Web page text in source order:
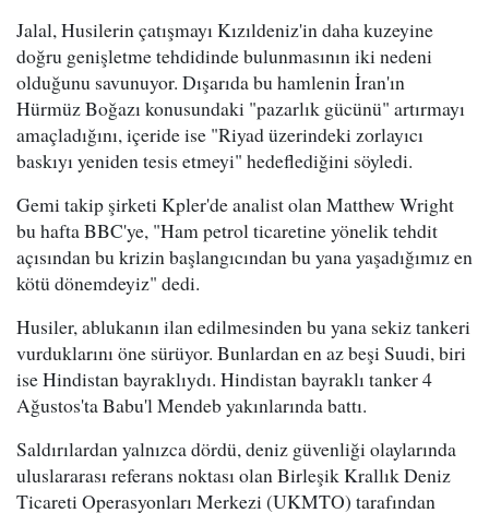
Jalal, Husilerin çatışmayı Kızıldeniz'in daha kuzeyine
doğru genişletme tehdidinde bulunmasının iki nedeni
olduğunu savunuyor. Dışarıda bu hamlenin İran'ın
Hürmüz Boğazı konusundaki "pazarlık gücünü" artırmayı
amaçladığını, içeride ise "Riyad üzerindeki zorlayıcı
baskıyı yeniden tesis etmeyi" hedeflediğini söyledi.
Gemi takip şirketi Kpler'de analist olan Matthew Wright
bu hafta BBC'ye, "Ham petrol ticaretine yönelik tehdit
açısından bu krizin başlangıcından bu yana yaşadığımız en
kötü dönemdeyiz" dedi.
Husiler, ablukanın ilan edilmesinden bu yana sekiz tankeri
vurduklarını öne sürüyor. Bunlardan en az beşi Suudi, biri
ise Hindistan bayraklıydı. Hindistan bayraklı tanker 4
Ağustos'ta Babu'l Mendeb yakınlarında battı.
Saldırılardan yalnızca dördü, deniz güvenliği olaylarında
uluslararası referans noktası olan Birleşik Krallık Deniz
Ticareti Operasyonları Merkezi (UKMTO) tarafından